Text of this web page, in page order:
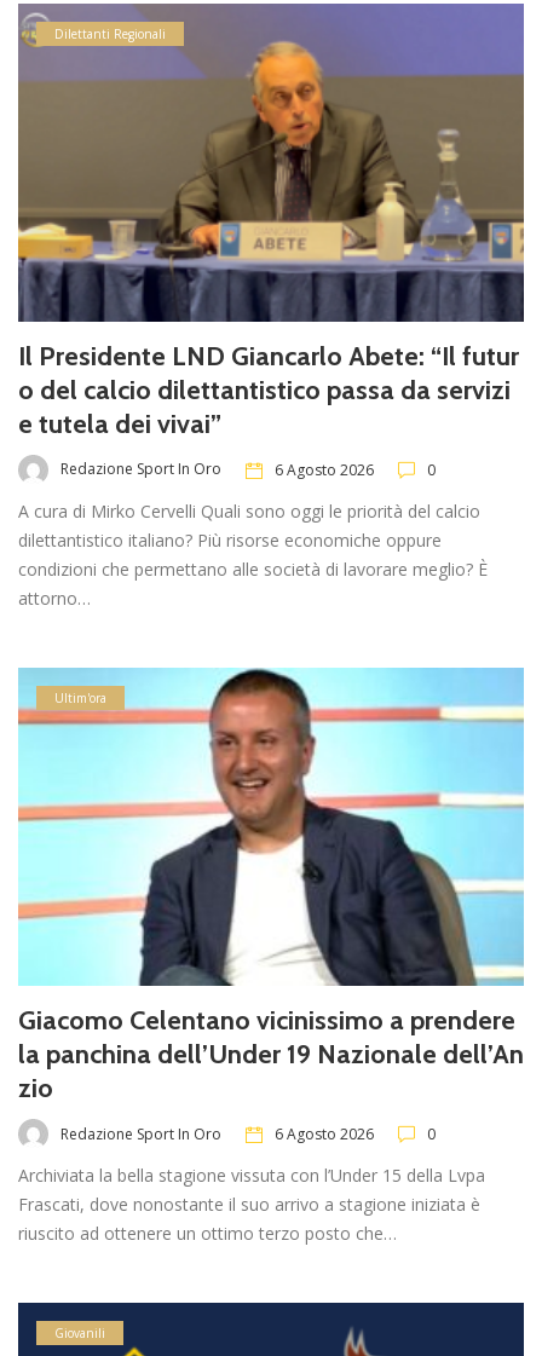
Dilettanti Regionali
Il Presidente LND Giancarlo Abete: “Il futur
o del calcio dilettantistico passa da servizi
e tutela dei vivai”
Redazione Sport In Oro 6 Agosto 2026 0
A cura di Mirko Cervelli Quali sono oggi le priorità del calcio
dilettantistico italiano? Più risorse economiche oppure
condizioni che permettano alle società di lavorare meglio? È
attorno…
Ultim'ora
Giacomo Celentano vicinissimo a prendere
la panchina dell’Under 19 Nazionale dell’An
zio
Redazione Sport In Oro 6 Agosto 2026 0
Archiviata la bella stagione vissuta con l’Under 15 della Lvpa
Frascati, dove nonostante il suo arrivo a stagione iniziata è
riuscito ad ottenere un ottimo terzo posto che…
Giovanili